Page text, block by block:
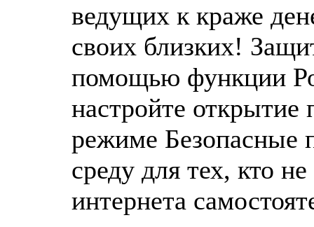
ведущих к краже
своих близких!
помощью функции
настройте открытие
режиме Безопасные
среду для тех, кто
интернета